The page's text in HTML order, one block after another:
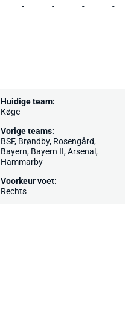
- - - -
Huidige team:
Køge
Vorige teams:
BSF, Brøndby, Rosengård,
Bayern, Bayern II, Arsenal,
Hammarby
Voorkeur voet:
Rechts